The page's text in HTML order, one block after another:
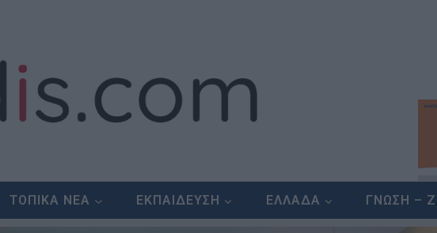
ΤΟΠΙΚΑ ΝΕΑ ΕΚΠΑΙΔΕΥΣΗ ΕΛΛΑΔΑ ΓΝΩΣΗ –